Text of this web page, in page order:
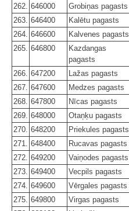
262. 646000 Grobiņas pagasts
263. 646400 Kalētu pagasts
264. 646600 Kalvenes pagasts
265. 646800
Kazdangas
pagasts
266. 647200 Lažas pagasts
267. 647600 Medzes pagasts
268. 647800 Nīcas pagasts
269. 648000 Otaņķu pagasts
270. 648200 Priekules pagasts
271.
648400 Rucavas pagasts
272. 649200 Vaiņodes pagasts
273. 649400 Vecpils pagasts
274. 649600 Vērgales pagasts
275. 649800 Virgas pagasts